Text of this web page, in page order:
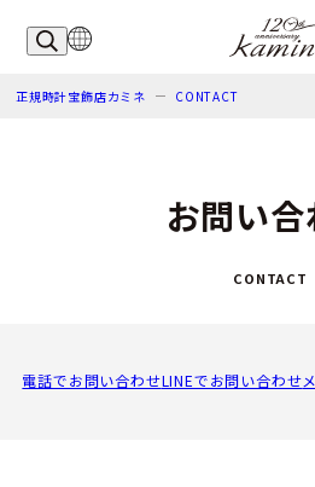
正規時計宝飾店カミネ CONTACT
お問い合
CONTACT
電話でお問い合わせLINEでお問い合わせ